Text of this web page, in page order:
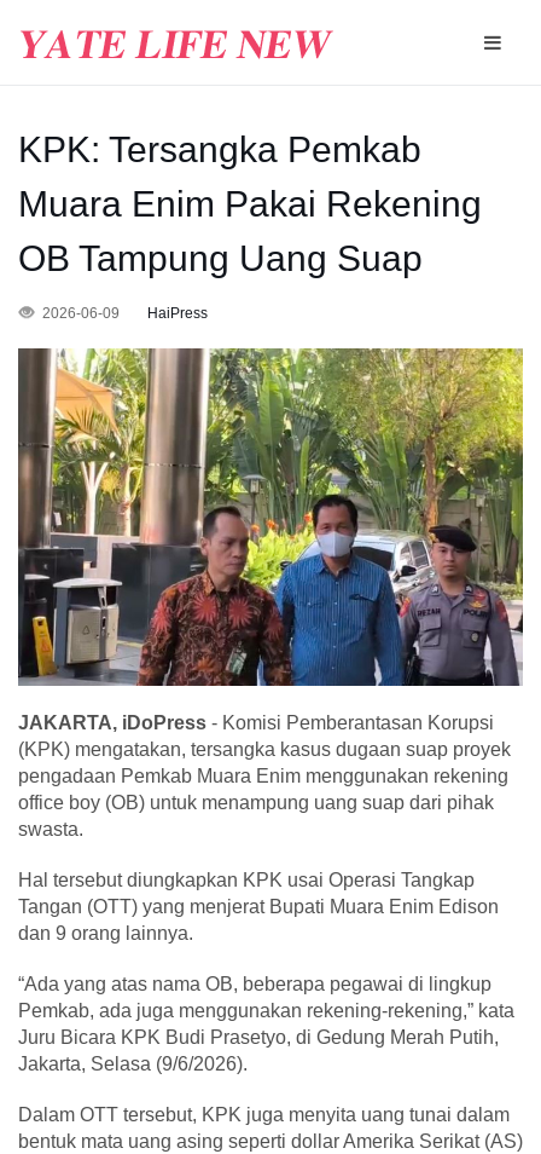
KPK: Tersangka Pemkab
Muara Enim Pakai Rekening
OB Tampung Uang Suap
2026-06-09 HaiPress
JAKARTA, iDoPress - Komisi Pemberantasan Korupsi
(KPK) mengatakan, tersangka kasus dugaan suap proyek
pengadaan Pemkab Muara Enim menggunakan rekening
office boy (OB) untuk menampung uang suap dari pihak
swasta.
Hal tersebut diungkapkan KPK usai Operasi Tangkap
Tangan (OTT) yang menjerat Bupati Muara Enim Edison
dan 9 orang lainnya.
“Ada yang atas nama OB, beberapa pegawai di lingkup
Pemkab, ada juga menggunakan rekening-rekening,” kata
Juru Bicara KPK Budi Prasetyo, di Gedung Merah Putih,
Jakarta, Selasa (9/6/2026).
Dalam OTT tersebut, KPK juga menyita uang tunai dalam
bentuk mata uang asing seperti dollar Amerika Serikat (AS)